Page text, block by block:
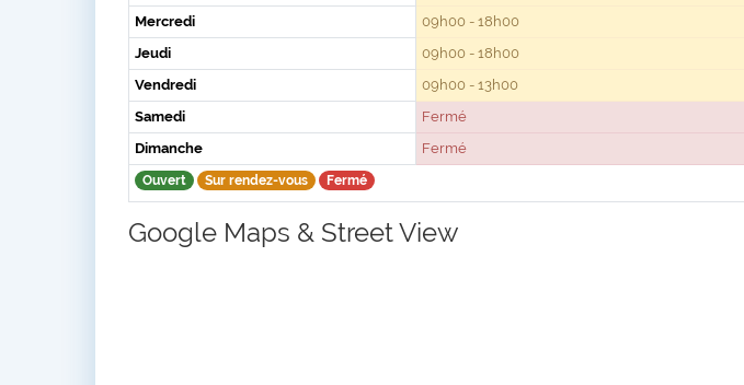
Mercredi
09h00 - 18h00
Jeudi
09h00 - 18h00
Vendredi
09h00 - 13h00
Samedi
Fermé
Dimanche
Fermé
Ouvert Sur rendez-vous Fermé
Google Maps & Street View